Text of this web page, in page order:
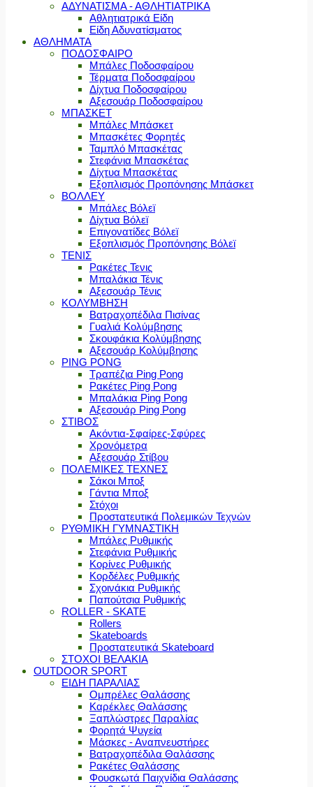
ΑΔΥΝΑΤΙΣΜΑ - ΑΘΛΗΤΙΑΤΡΙΚΑ
Αθλητιατρικά Είδη
Είδη Αδυνατίσματος
ΑΘΛΗΜΑΤΑ
ΠΟΔΟΣΦΑΙΡΟ
Μπάλες Ποδοσφαίρου
Τέρματα Ποδοσφαίρου
Δίχτυα Ποδοσφαίρου
Αξεσουάρ Ποδοσφαίρου
ΜΠΑΣΚΕΤ
Μπάλες Μπάσκετ
Μπασκέτες Φορητές
Ταμπλό Μπασκέτας
Στεφάνια Μπασκέτας
Δίχτυα Μπασκέτας
Εξοπλισμός Προπόνησης Μπάσκετ
ΒΟΛΛΕΥ
Μπάλες Βόλεϊ
Δίχτυα Βόλεϊ
Επιγονατίδες Βόλεϊ
Εξοπλισμός Προπόνησης Βόλεϊ
ΤΕΝΙΣ
Ρακέτες Τενις
Μπαλάκια Τένις
Αξεσουάρ Τένις
ΚΟΛΥΜΒΗΣΗ
Βατραχοπέδιλα Πισίνας
Γυαλιά Κολύμβησης
Σκουφάκια Κολύμβησης
Αξεσουάρ Κολύμβησης
PING PONG
Τραπέζια Ping Pong
Ρακέτες Ping Pong
Μπαλάκια Ping Pong
Αξεσουάρ Ping Pong
ΣΤΙΒΟΣ
Ακόντια-Σφαίρες-Σφύρες
Χρονόμετρα
Αξεσουάρ Στίβου
ΠΟΛΕΜΙΚΕΣ ΤΕΧΝΕΣ
Σάκοι Μποξ
Γάντια Μποξ
Στόχοι
Προστατευτικά Πολεμικών Τεχνών
ΡΥΘΜΙΚΗ ΓΥΜΝΑΣΤΙΚΗ
Μπάλες Ρυθμικής
Στεφάνια Ρυθμικής
Κορίνες Ρυθμικής
Κορδέλες Ρυθμικής
Σχοινάκια Ρυθμικής
Παπούτσια Ρυθμικής
ROLLER - SKATE
Rollers
Skateboards
Προστατευτικά Skateboard
ΣΤΟΧΟΙ ΒΕΛΑΚΙΑ
OUTDOOR SPORT
ΕΙΔΗ ΠΑΡΑΛΙΑΣ
Ομπρέλες Θαλάσσης
Καρέκλες Θαλάσσης
Ξαπλώστρες Παραλίας
Φορητά Ψυγεία
Μάσκες - Αναπνευστήρες
Βατραχοπέδιλα Θαλάσσης
Ρακέτες Θαλάσσης
Φουσκωτά Παιχνίδια Θαλάσσης